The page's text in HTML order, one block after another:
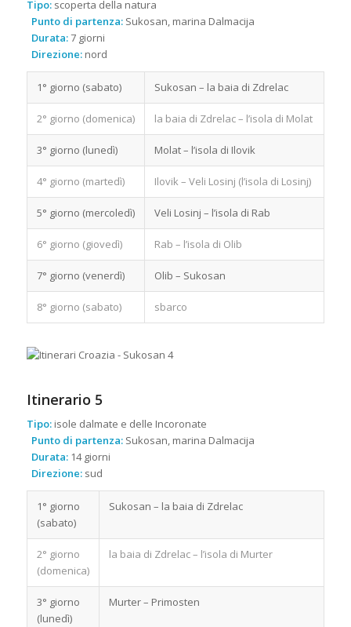
Tipo:scoperta della natura
Punto di partenza:Sukosan, marina Dalmacija
Durata:7 giorni
Direzione:nord
1° giorno (sabato) Sukosan – la baia di Zdrelac
2° giorno (domenica) la baia di Zdrelac – l’isola di Molat
3° giorno (lunedì) Molat – l’isola di Ilovik
4° giorno (martedì) Ilovik – Veli Losinj (l’isola di Losinj)
5° giorno (mercoledì) Veli Losinj – l’isola di Rab
6° giorno (giovedì) Rab – l’isola di Olib
7° giorno (venerdì) Olib – Sukosan
8° giorno (sabato) sbarco
Itinerario 5
Tipo:isole dalmate e delle Incoronate
Punto di partenza:Sukosan, marina Dalmacija
Durata:14 giorni
Direzione:sud
1° giorno
(sabato)
Sukosan – la baia di Zdrelac
2° giorno
(domenica)
la baia di Zdrelac – l’isola di Murter
3° giorno
(lunedì)
Murter – Primosten